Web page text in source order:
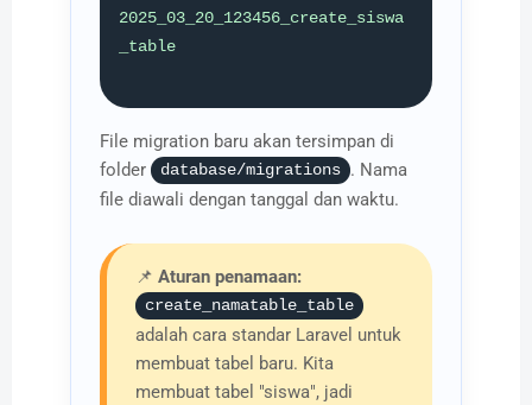
2025_03_20_123456_create_siswa
_table
File migration baru akan tersimpan di
folder database/migrations . Nama
file diawali dengan tanggal dan waktu.
📌Aturan penamaan:
create_namatable_table
adalah cara standar Laravel untuk
membuat tabel baru. Kita
membuat tabel "siswa", jadi